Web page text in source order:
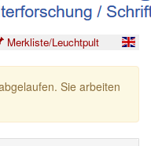
Merkliste/Leuchtpult
Sie arbeiten